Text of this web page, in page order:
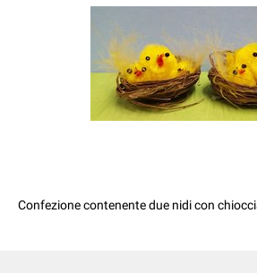
Confezione contenente due nidi con